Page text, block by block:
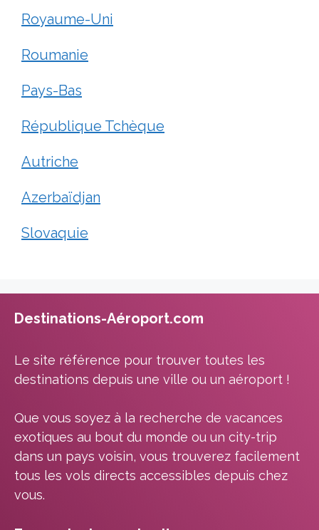
Royaume-Uni
Roumanie
Pays-Bas
République Tchèque
Autriche
Azerbaïdjan
Slovaquie
Destinations-Aéroport.com
Le site référence pour trouver toutes les
destinations depuis une ville ou un aéroport !
Que vous soyez à la recherche de vacances
exotiques au bout du monde ou un city-trip
dans un pays voisin, vous trouverez facilement
tous les vols directs accessibles depuis chez
vous.